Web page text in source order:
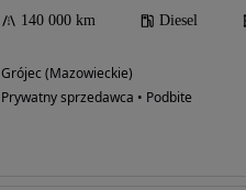
140 000 km Diesel
Grójec (Mazowieckie)
Prywatny sprzedawca • Podbite